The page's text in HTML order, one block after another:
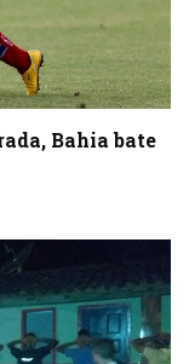
Bahia bate